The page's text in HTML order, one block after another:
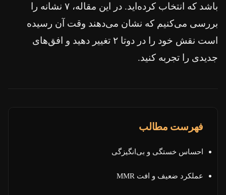
باشد که انتخاب کرده‌اید. در این مقاله، ۷ نشانه را
بررسی می‌کنیم که نشان می‌دهند وقت آن رسیده
است نقش خود را در دوتا ۲ تغییر دهید و افق‌های
جدیدی را تجربه کنید.
فهرست مطالب
احساس خستگی و بی‌انگیزگی
عملکرد ضعیف و افت MMR